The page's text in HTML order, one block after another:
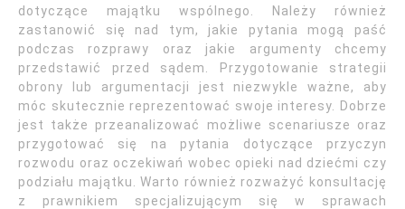
dotyczące majątku wspólnego. Należy również
zastanowić się nad tym, jakie pytania mogą paść
podczas rozprawy oraz jakie argumenty chcemy
przedstawić przed sądem. Przygotowanie strategii
obrony lub argumentacji jest niezwykle ważne, aby
móc skutecznie reprezentować swoje interesy. Dobrze
jest także przeanalizować możliwe scenariusze oraz
przygotować się na pytania dotyczące przyczyn
rozwodu oraz oczekiwań wobec opieki nad dziećmi czy
podziału majątku. Warto również rozważyć konsultację
z prawnikiem specjalizującym się w sprawach